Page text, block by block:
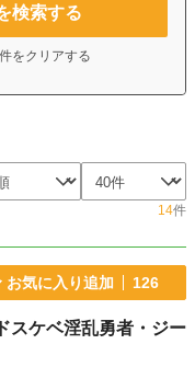
検索する
をクリアする
14件
お気に入り追加 126
ケベ淫乱勇者・ジー